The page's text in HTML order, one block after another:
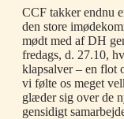
CCF takker endnu
den store
mødt med af DH
fredags, d. 27.10,
klapsalver – en flot
vi følte os meget
glæder sig over de
gensidigt